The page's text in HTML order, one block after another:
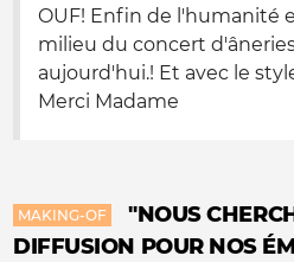
OUF! Enfin de l'humanité
milieu du concert
aujourd'hui.! Et avec le
Merci Madame
MAKING-OF
"NOUS
DIFFUSION POUR NOS